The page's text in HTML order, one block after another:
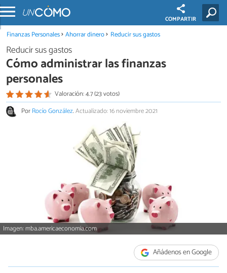
COMPARTIR
Finanzas Personales Ahorrar dinero Reducir sus gastos
Reducir sus gastos
Cómo administrar las finanzas
personales
Valoración: 4.7 (23 votos)
PorRocío González.Actualizado: 16 noviembre 2021
Imagen: mba.americaeconomia.com
Añádenos en Google